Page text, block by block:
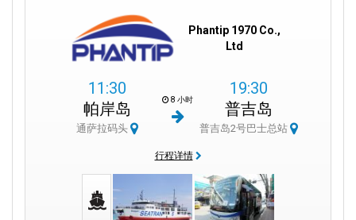
Phantip 1970 Co.,
Ltd
11:30
帕岸岛
通萨拉码头
8 小时
19:30
普吉岛
普吉岛2号巴士总站
行程详情